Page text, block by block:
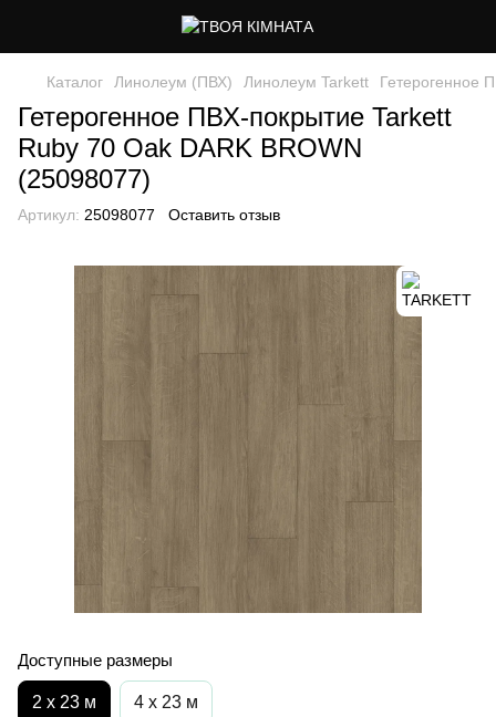
Каталог Линолеум (ПВХ) Линолеум Tarkett Гетерогенное
Гетерогенное ПВХ-покрытие Tarkett
Ruby 70 Oak DARK BROWN
(25098077)
Артикул: 25098077 Оставить отзыв
Доступные размеры
2 х 23 м 4 х 23 м